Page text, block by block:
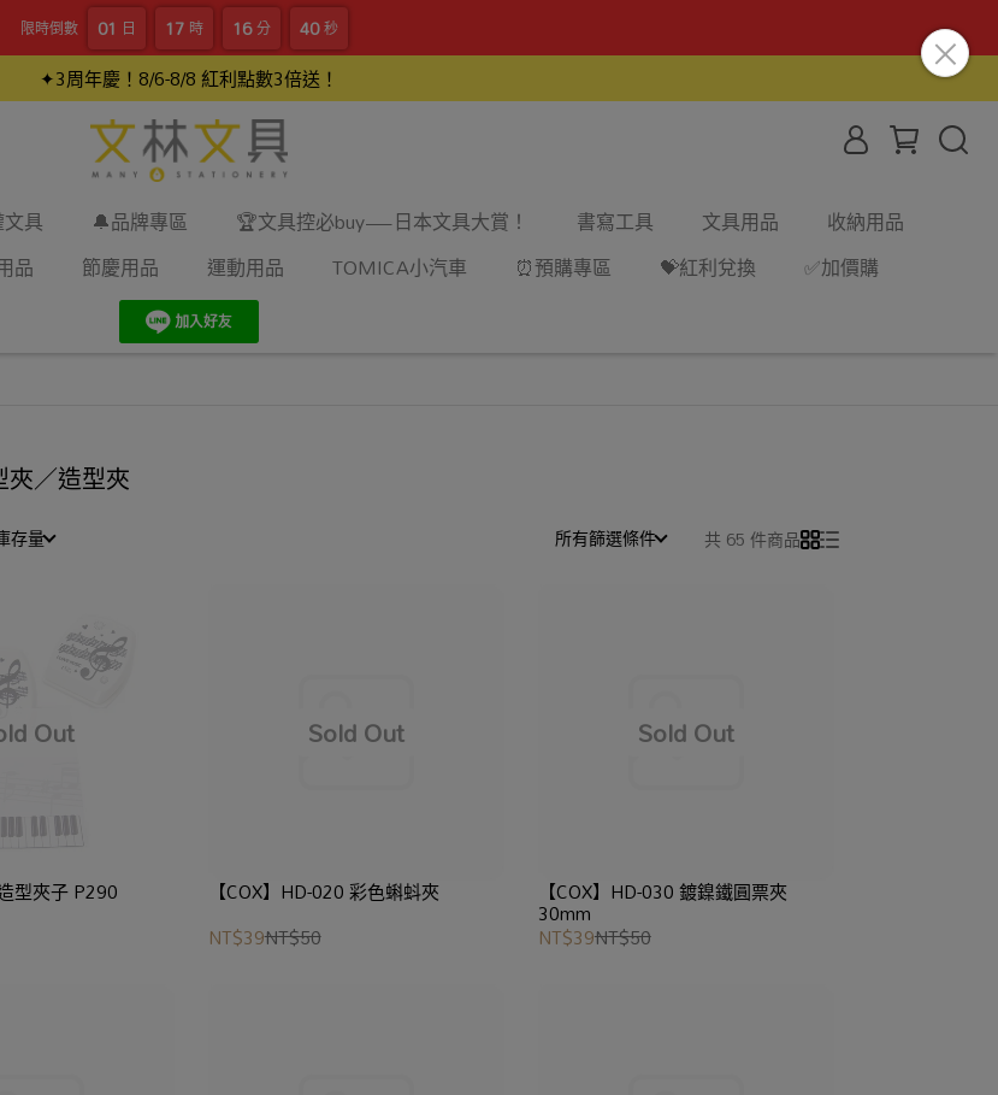
限時倒數 01 日 17 時 16分 39秒
✦3周年慶！8/6-8/8 紅利點數3倍送！
具 🔔品牌專區 🏆文具控必buy—日本文具大賞！ 書寫工具 文具用品
收納用品
品 節慶用品 運動用品 TOMICA小汽車 ⏰預購專區 💝紅利兌換 ✅加價購
／造型夾
存量 所有篩選條件 共 65 件商品
型夾子 P290
【COX】HD-020 彩色蝌蚪夾
NT$39NT$50
【COX】HD-030 鍍鎳鐵圓票夾
30mm
NT$39NT$50